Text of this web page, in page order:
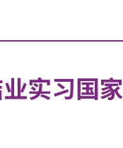
实习国